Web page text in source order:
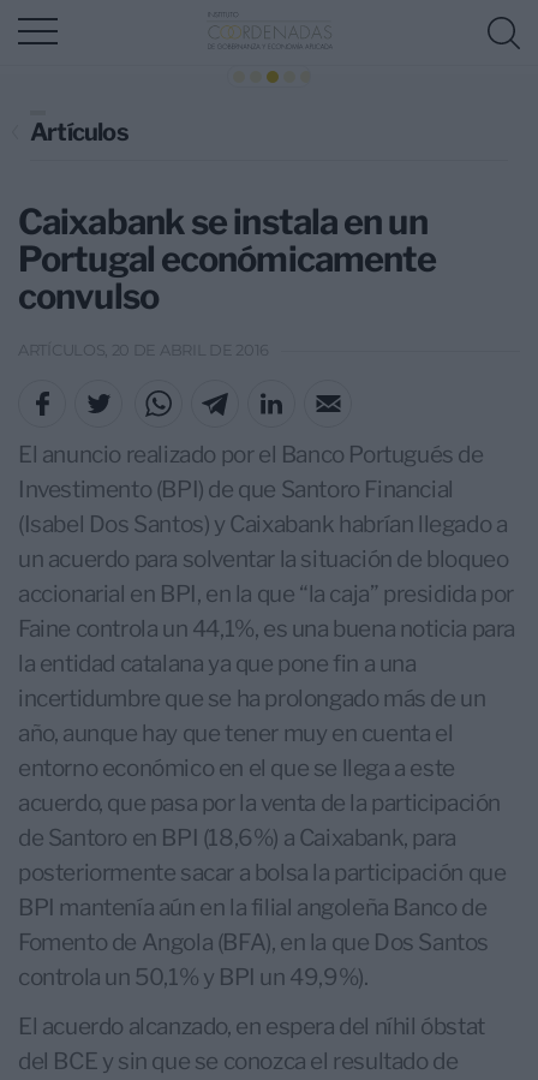
Artículos
Caixabank se instala en un
Portugal económicamente
convulso
ARTÍCULOS, 20 DE ABRIL DE 2016
El anuncio realizado por el Banco Portugués de
Investimento (BPI) de que Santoro Financial
(Isabel Dos Santos) y Caixabank habrían llegado a
un acuerdo para solventar la situación de bloqueo
accionarial en BPI, en la que “la caja” presidida por
Faine controla un 44,1%, es una buena noticia para
la entidad catalana ya que pone fin a una
incertidumbre que se ha prolongado más de un
año, aunque hay que tener muy en cuenta el
entorno económico en el que se llega a este
acuerdo, que pasa por la venta de la participación
de Santoro en BPI (18,6%) a Caixabank, para
posteriormente sacar a bolsa la participación que
BPI mantenía aún en la filial angoleña Banco de
Fomento de Angola (BFA), en la que Dos Santos
controla un 50,1% y BPI un 49,9%).
El acuerdo alcanzado, en espera del níhil óbstat
del BCE y sin que se conozca el resultado de